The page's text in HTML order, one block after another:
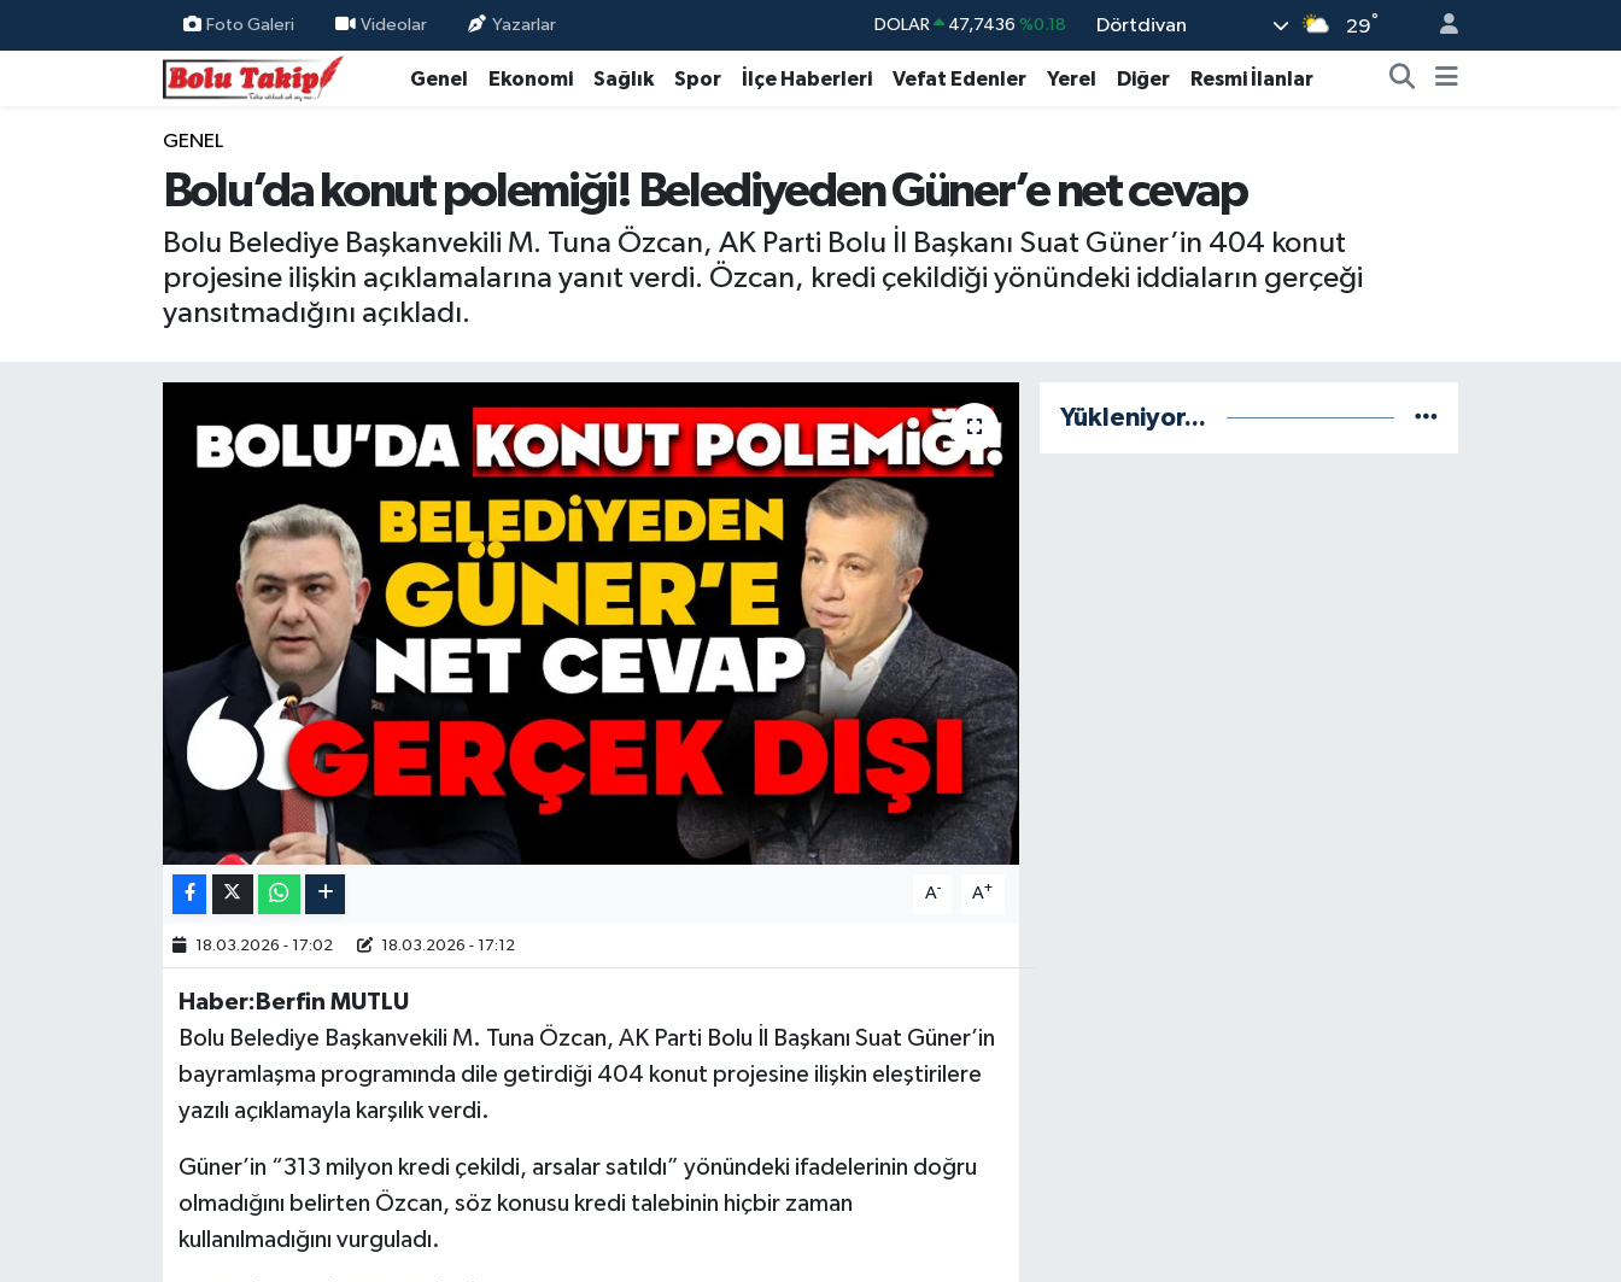
Foto Galeri Videolar Yazarlar DOLAR 47,7436 %0.18
EURO 55,2510 %0.32
BİST100 13.779 %-14
BITCOIN 64.840,97 %-0.15
Dörtdivan 29°
Genel Ekonomi Sağlık Spor İlçe Haberleri Vefat Edenler Yerel Diğer Resmi İlanlar
GENEL
Bolu’da konut polemiği! Belediyeden Güner’e net cevap
Bolu Belediye Başkanvekili M. Tuna Özcan, AK Parti Bolu İl Başkanı Suat Güner’in 404 konut
projesine ilişkin açıklamalarına yanıt verdi. Özcan, kredi çekildiği yönündeki iddiaların gerçeği
yansıtmadığını açıkladı.
A- A+
18.03.2026 - 17:02 18.03.2026 - 17:12
Haber:Berfin MUTLU
Bolu Belediye Başkanvekili M. Tuna Özcan, AK Parti Bolu İl Başkanı Suat Güner’in
bayramlaşma programında dile getirdiği 404 konut projesine ilişkin eleştirilere
yazılı açıklamayla karşılık verdi.
Güner’in “313 milyon kredi çekildi, arsalar satıldı” yönündeki ifadelerinin doğru
olmadığını belirten Özcan, söz konusu kredi talebinin hiçbir zaman
kullanılmadığını vurguladı.
Yükleniyor...